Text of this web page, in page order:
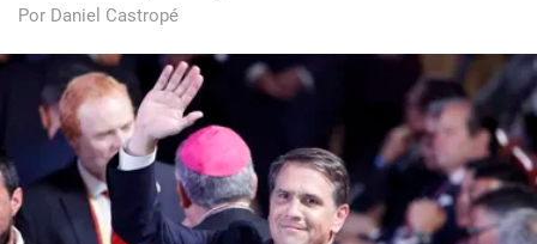
Por Daniel Castropé